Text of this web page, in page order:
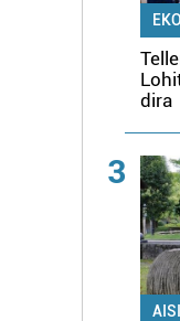
dira
3